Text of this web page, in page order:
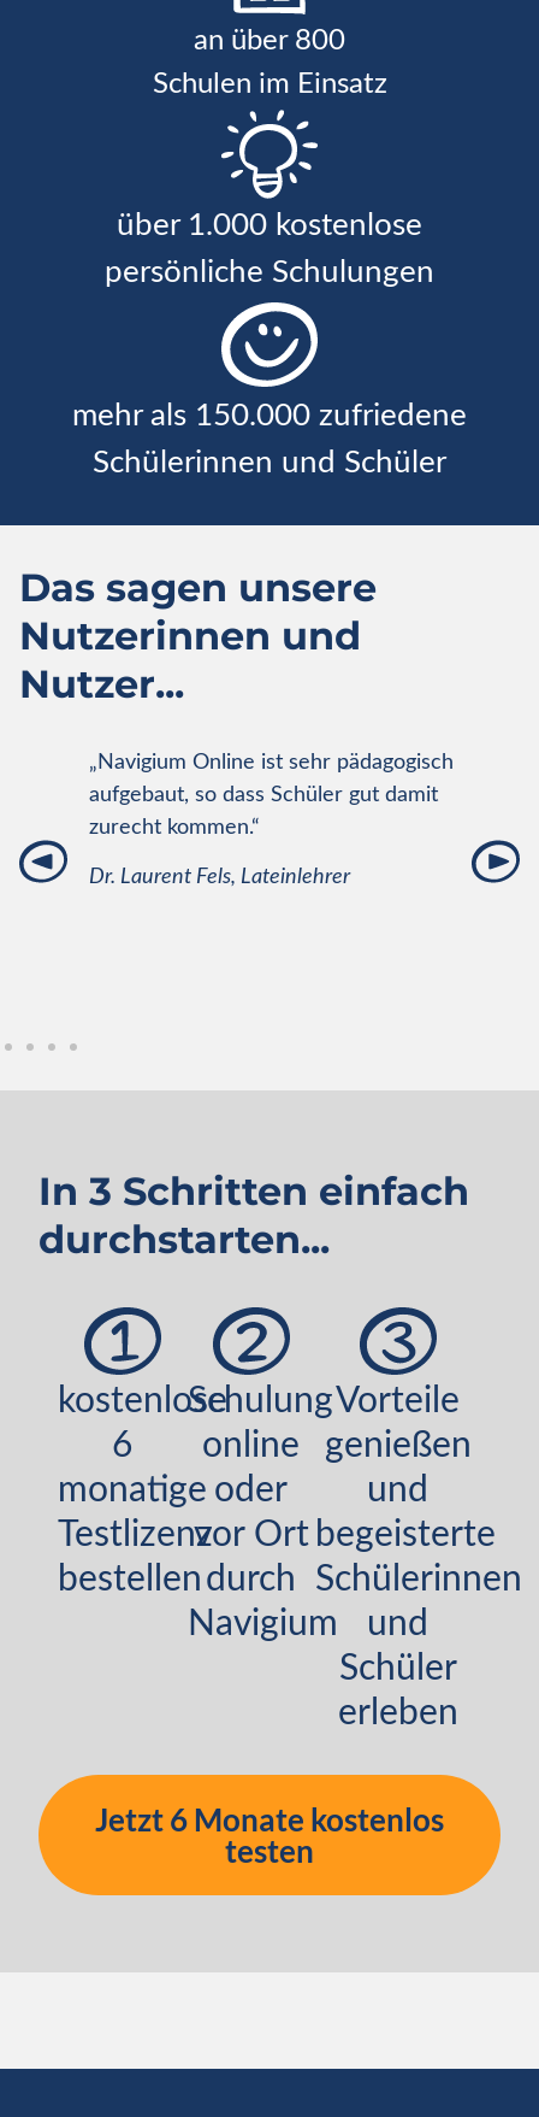
an über 800
Schulen im Einsatz
über 1.000 kostenlose
persönliche Schulungen
mehr als 150.000 zufriedene
Schülerinnen und Schüler
Das sagen unsere
Nutzerinnen und
Nutzer...
„Navigium Online ist sehr pädagogisch
aufgebaut, so dass Schüler gut damit
zurecht kommen.“
Dr. Laurent Fels, Lateinlehrer
In 3 Schritten einfach
durchstarten...
kostenlose
6
monatige
Testlizenz
bestellen
Schulung
online
oder
vor Ort
durch
Navigium
Vorteile
genießen
und
begeisterte
Schülerinnen
und
Schüler
erleben
Jetzt 6 Monate kostenlos
testen